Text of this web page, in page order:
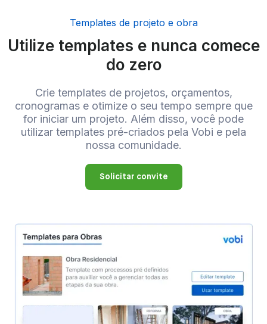
Templates de projeto e obra
Utilize templates e nunca comece
do zero
Crie templates de projetos, orçamentos,
cronogramas e otimize o seu tempo sempre que
for iniciar um projeto. Além disso, você pode
utilizar templates pré-criados pela Vobi e pela
nossa comunidade.
Solicitar convite